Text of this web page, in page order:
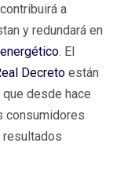
a
y redundará en
. El
Decreto están
desde hace
consumidores